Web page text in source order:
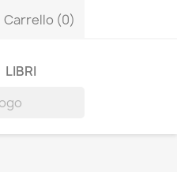
Carrello (0)
LIBRI